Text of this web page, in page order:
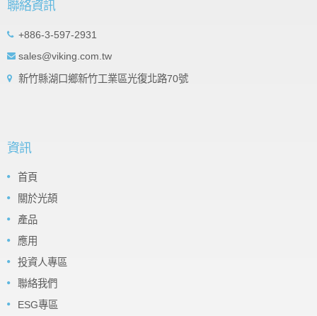
聯絡資訊
+886-3-597-2931
sales@viking.com.tw
新竹縣湖口鄉新竹工業區光復北路70號
資訊
首頁
關於光頡
產品
應用
投資人專區
聯絡我們
ESG專區